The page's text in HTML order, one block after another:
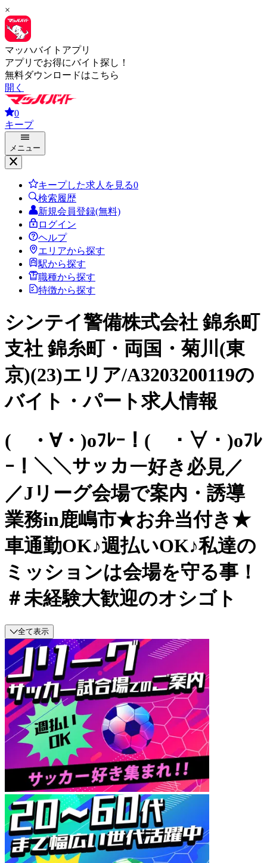
×
マッハバイトアプリ
アプリでお得にバイト探し！
無料ダウンロードはこちら
開く
0
キープ
メニュー
キープした求人を見る0
検索履歴
新規会員登録(無料)
ログイン
ヘルプ
エリアから探す
駅から探す
職種から探す
特徴から探す
シンテイ警備株式会社 錦糸町
支社 錦糸町・両国・菊川(東
京)(23)エリア/A3203200119の
バイト・パート求人情報
( ・∀・)oﾌﾚｰ！( ・∀・)oﾌﾚ
ｰ！＼＼サッカー好き必見／
／Jリーグ会場で案内・誘導
業務in鹿嶋市★お弁当付き★
車通勤OK♪週払いOK♪私達の
ミッションは会場を守る事！
＃未経験大歓迎のオシゴト
全て表示